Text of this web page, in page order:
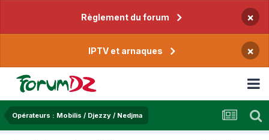
Règlement du forum ×
IPTV et arnaques ×
Opérateurs : Mobilis / Djezzy / Nedjma